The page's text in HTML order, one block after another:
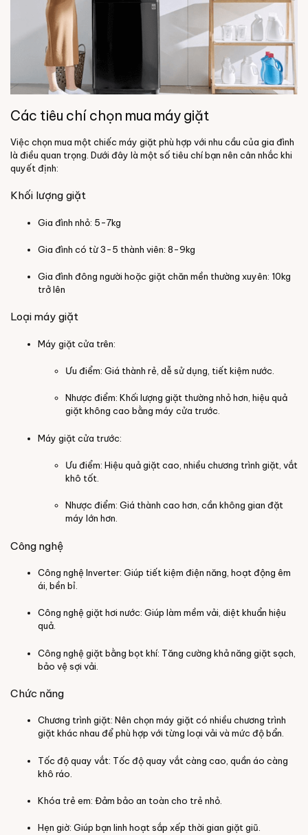
Các tiêu chí chọn mua máy giặt
Việc chọn mua một chiếc máy giặt phù hợp với nhu cầu của gia đình
là điều quan trọng. Dưới đây là một số tiêu chí bạn nên cân nhắc khi
quyết định:
Khối lượng giặt
Gia đình nhỏ: 5-7kg
Gia đình có từ 3-5 thành viên: 8-9kg
Gia đình đông người hoặc giặt chăn mền thường xuyên: 10kg
trở lên
Loại máy giặt
Máy giặt cửa trên:
Ưu điểm: Giá thành rẻ, dễ sử dụng, tiết kiệm nước.
Nhược điểm: Khối lượng giặt thường nhỏ hơn, hiệu quả
giặt không cao bằng máy cửa trước.
Máy giặt cửa trước:
Ưu điểm: Hiệu quả giặt cao, nhiều chương trình giặt, vắt
khô tốt.
Nhược điểm: Giá thành cao hơn, cần không gian đặt
máy lớn hơn.
Công nghệ
Công nghệ Inverter: Giúp tiết kiệm điện năng, hoạt động êm
ái, bền bỉ.
Công nghệ giặt hơi nước: Giúp làm mềm vải, diệt khuẩn hiệu
quả.
Công nghệ giặt bằng bọt khí: Tăng cường khả năng giặt sạch,
bảo vệ sợi vải.
Chức năng
Chương trình giặt: Nên chọn máy giặt có nhiều chương trình
giặt khác nhau để phù hợp với từng loại vải và mức độ bẩn.
Tốc độ quay vắt: Tốc độ quay vắt càng cao, quần áo càng
khô ráo.
Khóa trẻ em: Đảm bảo an toàn cho trẻ nhỏ.
Hẹn giờ: Giúp bạn linh hoạt sắp xếp thời gian giặt giũ.